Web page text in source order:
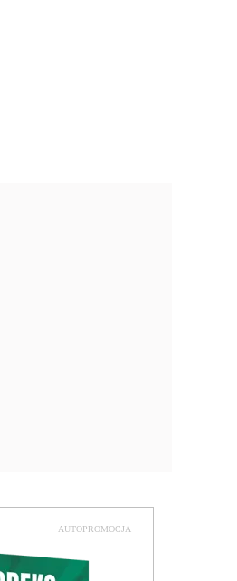
AUTOPROMOCJA